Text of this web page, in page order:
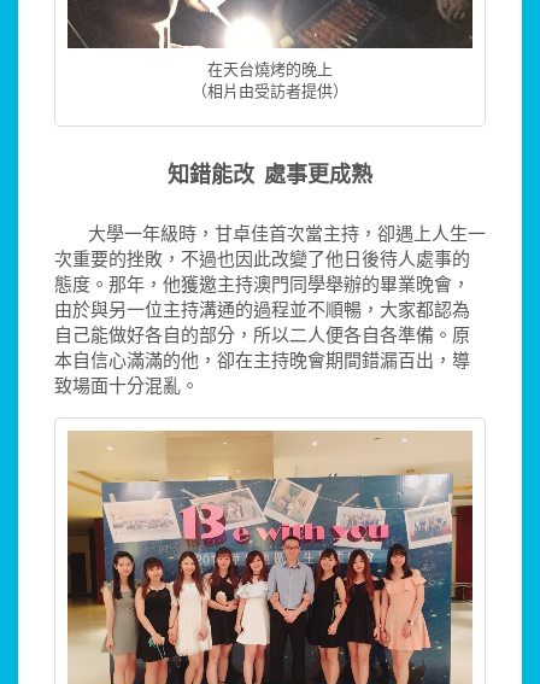
在天台燒烤的晚上
（相片由受訪者提供）
知錯能改 處事更成熟
大學一年級時，甘卓佳首次當主持，卻遇上人生一
次重要的挫敗，不過也因此改變了他日後待人處事的
態度。那年，他獲邀主持澳門同學舉辦的畢業晚會，
由於與另一位主持溝通的過程並不順暢，大家都認為
自己能做好各自的部分，所以二人便各自各準備。原
本自信心滿滿的他，卻在主持晚會期間錯漏百出，導
致場面十分混亂。